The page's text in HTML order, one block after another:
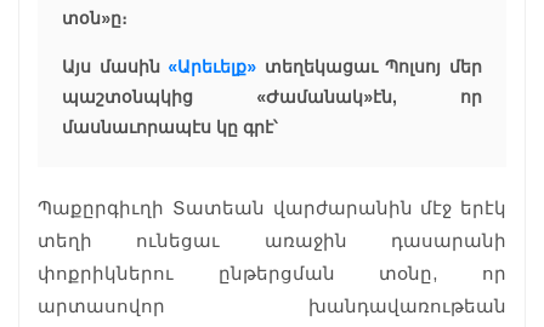
տօն»ը։
Այս մասին «Արեւելք» տեղեկացաւ Պոլսոյ մեր
պաշտօնպկից «Ժամանակ»էն, որ
մասնաւորապէս կը գրէ՝
Պաքըրգիւղի Տատեան վարժարանին մէջ երէկ
տեղի ունեցաւ առաջին դասարանի
փոքրիկներու ընթերցման տօնը, որ
արտասովոր խանդավառութեան